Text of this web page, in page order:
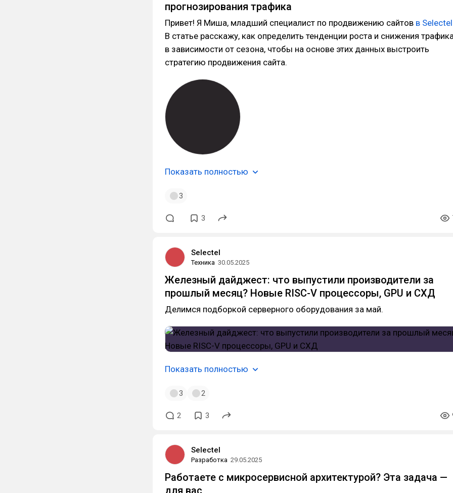
прогнозирования трафика
Привет! Я Миша, младший специалист по продвижению сайтов в Selectel
В статье расскажу, как определить тенденции роста и снижения
в зависимости от сезона, чтобы на основе этих данных выстроить
стратегию продвижения сайта.
Показать полностью
3
3
Selectel
Техника 30.05.2025
Железный дайджест: что выпустили производители за
прошлый месяц? Новые RISC-V процессоры, GPU и СХД
Делимся подборкой серверного оборудования за май.
Показать полностью
3 2
2 3
Selectel
Разработка 29.05.2025
Работаете с микросервисной архитектурой? Эта задача —
для вас